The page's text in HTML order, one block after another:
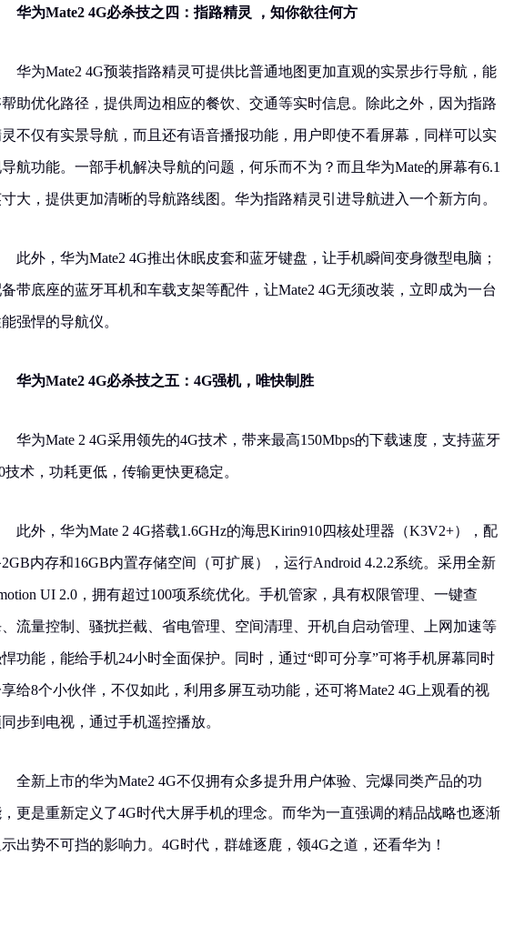
华为Mate2 4G必杀技之四：指路精灵 ，知你欲往何方
华为Mate2 4G预装指路精灵可提供比普通地图更加直观的实景步行导航，能
助优化路径，提供周边相应的餐饮、交通等实时信息。除此之外，因为指路
不仅有实景导航，而且还有语音播报功能，用户即使不看屏幕，同样可以实
航功能。一部手机解决导航的问题，何乐而不为？而且华为Mate的屏幕有6.1
大，提供更加清晰的导航路线图。华为指路精灵引进导航进入一个新方向。
此外，华为Mate2 4G推出休眠皮套和蓝牙键盘，让手机瞬间变身微型电脑；
带底座的蓝牙耳机和车载支架等配件，让Mate2 4G无须改装，立即成为一台
强悍的导航仪。
华为Mate2 4G必杀技之五：4G强机，唯快制胜
华为Mate 2 4G采用领先的4G技术，带来最高150Mbps的下载速度，支持蓝牙
技术，功耗更低，传输更快更稳定。
此外，华为Mate 2 4G搭载1.6GHz的海思Kirin910四核处理器（K3V2+），配
内存和16GB内置存储空间（可扩展），运行Android 4.2.2系统。采用全新
UI 2.0，拥有超过100项系统优化。手机管家，具有权限管理、一键查
流量控制、骚扰拦截、省电管理、空间清理、开机自启动管理、上网加速等
功能，能给手机24小时全面保护。同时，通过“即可分享”可将手机屏幕同时
给8个小伙伴，不仅如此，利用多屏互动功能，还可将Mate2 4G上观看的视
步到电视，通过手机遥控播放。
全新上市的华为Mate2 4G不仅拥有众多提升用户体验、完爆同类产品的功
更是重新定义了4G时代大屏手机的理念。而华为一直强调的精品战略也逐渐
示出势不可挡的影响力。4G时代，群雄逐鹿，领4G之道，还看华为！